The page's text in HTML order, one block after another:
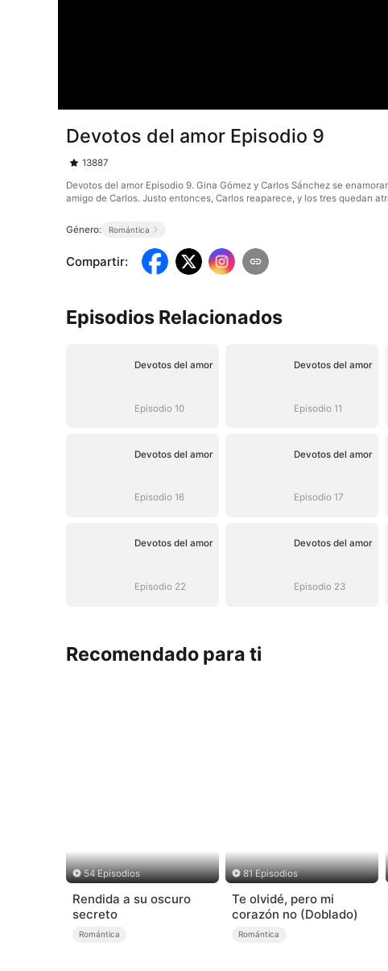
Devotos del amor Episodio 9
13887
Devotos del amor Episodio 9. Gina Gómez y Carlos Sánchez se
amigo de Carlos. Justo entonces, Carlos reaparece, y los tres quedan
Género: Romántica
Compartir:
Episodios Relacionados
Devotos del amor
Episodio 10
Devotos del amor
Episodio 11
Devotos del amor
Episodio 16
Devotos del amor
Episodio 17
Devotos del amor
Episodio 22
Devotos del amor
Episodio 23
Recomendado para ti
54 Episodios
Rendida a su oscuro
secreto
Romántica
81 Episodios
Te olvidé, pero mi
corazón no (Doblado)
Romántica